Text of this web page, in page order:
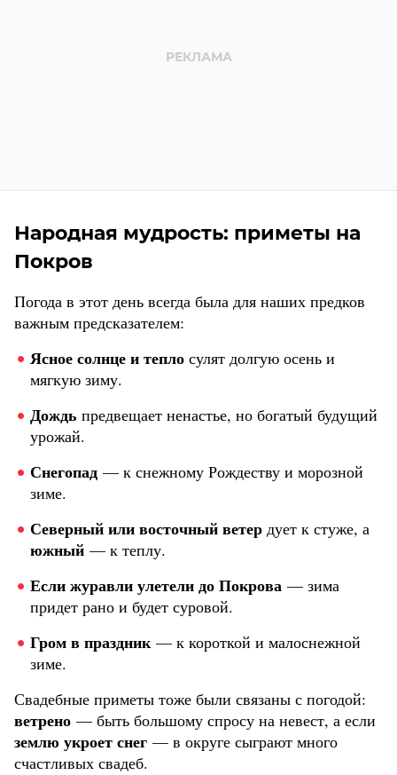
Народная мудрость: приметы на
Покров
Погода в этот день всегда была для наших предков
важным предсказателем:
Ясное солнце и тепло сулят долгую осень и
мягкую зиму.
Дождь предвещает ненастье, но богатый будущий
урожай.
Снегопад — к снежному Рождеству и морозной
зиме.
Северный или восточный ветер дует к стуже, а
южный — к теплу.
Если журавли улетели до Покрова — зима
придет рано и будет суровой.
Гром в праздник— к короткой и малоснежной
зиме.
Свадебные приметы тоже были связаны с погодой:
ветрено — быть большому спросу на невест, а если
землю укроет снег — в округе сыграют много
счастливых свадеб.